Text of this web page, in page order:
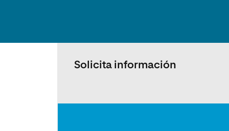
Solicita información